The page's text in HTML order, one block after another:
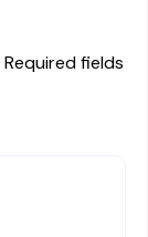
Required fields